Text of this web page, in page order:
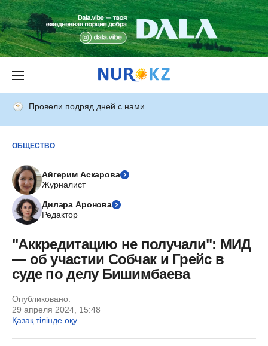
Провели подряд дней с нами
ОБЩЕСТВО
Айгерим Аскарова
Журналист
Дилара Аронова
Редактор
"Аккредитацию не получали": МИД
— об участии Собчак и Грейс в
суде по делу Бишимбаева
Опубликовано:
29 апреля 2024, 15:48
Қазақ тілінде оқу